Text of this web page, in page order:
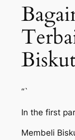
“`
In the first
Membeli